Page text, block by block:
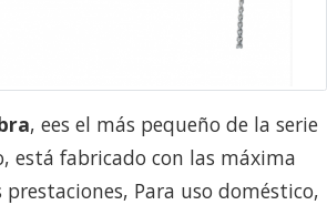
, ees el más pequeño de la serie
está fabricado con las máxima
Para uso doméstico,